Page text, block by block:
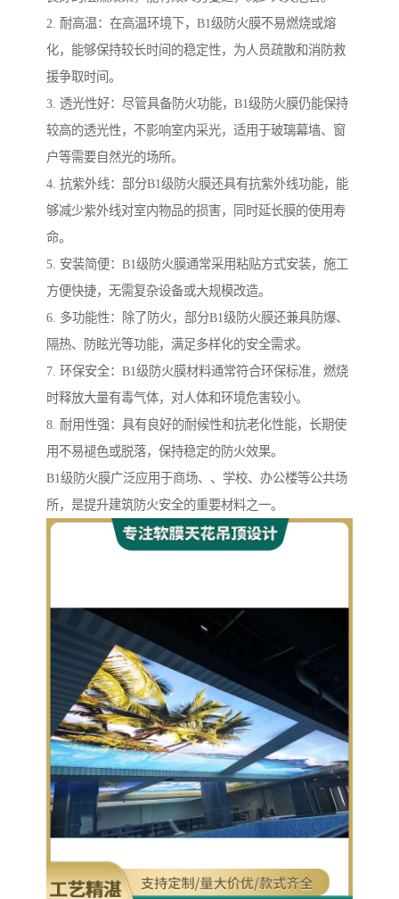
2. 耐高温：在高温环境下，B1级防火膜不易燃烧或熔
化，能够保持较长时间的稳定性，为人员疏散和消防救
援争取时间。
3. 透光性好：尽管具备防火功能，B1级防火膜仍能保持
较高的透光性，不影响室内采光，适用于玻璃幕墙、窗
户等需要自然光的场所。
4. 抗紫外线：部分B1级防火膜还具有抗紫外线功能，能
够减少紫外线对室内物品的损害，同时延长膜的使用寿
命。
5. 安装简便：B1级防火膜通常采用粘贴方式安装，施工
方便快捷，无需复杂设备或大规模改造。
6. 多功能性：除了防火，部分B1级防火膜还兼具防爆、
隔热、防眩光等功能，满足多样化的安全需求。
7. 环保安全：B1级防火膜材料通常符合环保标准，燃烧
时释放大量有毒气体，对人体和环境危害较小。
8. 耐用性强：具有良好的耐候性和抗老化性能，长期使
用不易褪色或脱落，保持稳定的防火效果。
B1级防火膜广泛应用于商场、、学校、办公楼等公共场
所，是提升建筑防火安全的重要材料之一。